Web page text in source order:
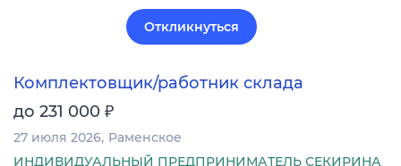
Откликнуться
Комплектовщик/работник склада
до 231 000 ₽
27 июля 2026 Раменское
ИНДИВИДУАЛЬНЫЙ ПРЕДПРИНИМАТЕЛЬ СЕКИРИНА